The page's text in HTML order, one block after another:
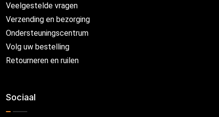
Veelgestelde vragen
Verzending en bezorging
Ondersteuningscentrum
Volg uw bestelling
Retourneren en ruilen
Sociaal